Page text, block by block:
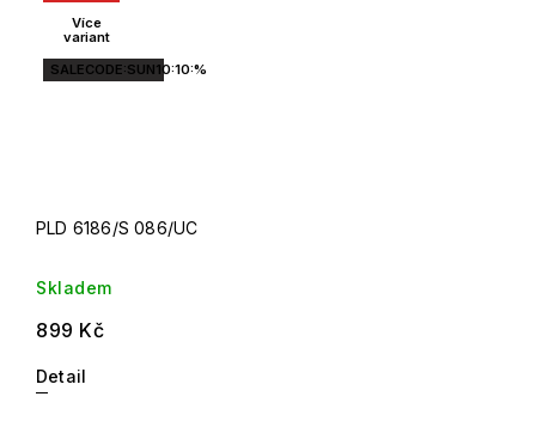
Více
variant
SALECODE:SUN10:10:%
PLD 6186/S 086/UC
Skladem
899 Kč
Detail